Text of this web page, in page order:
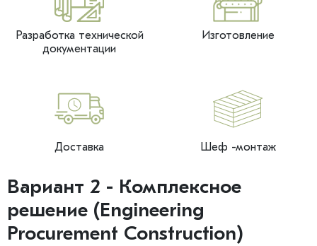
Разработка технической
документации
Изготовление
Доставка Шеф -монтаж
Вариант 2 - Комплексное
решение (Engineering
Procurement Construction)